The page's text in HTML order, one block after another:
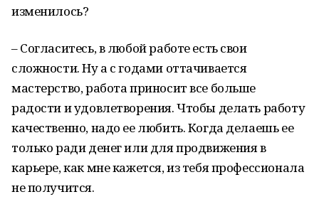
изменилось?
– Согласитесь, в любой работе есть свои
сложности. Ну а с годами оттачивается
мастерство, работа приносит все больше
радости и удовлетворения. Чтобы делать работу
качественно, надо ее любить. Когда делаешь ее
только ради денег или для продвижения в
карьере, как мне кажется, из тебя профессионала
не получится.